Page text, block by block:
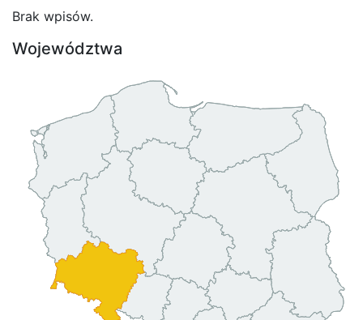
Brak wpisów.
Województwa